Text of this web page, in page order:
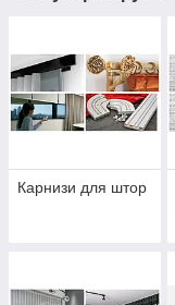
Карнизи для штор